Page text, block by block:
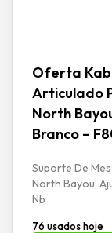
Oferta
Articulado
North
Branco –
Suporte De
North Bayou,
Nb
76 usados hoje